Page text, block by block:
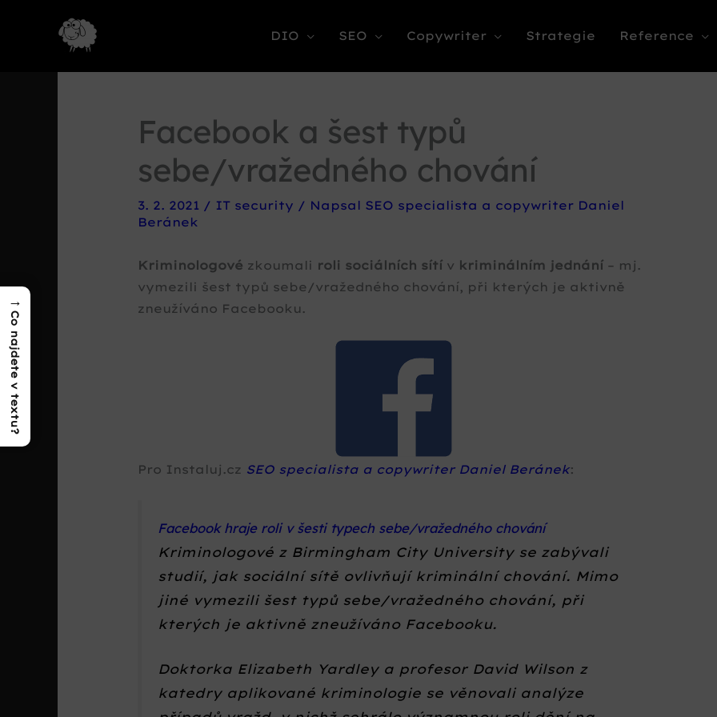
DIO SEO Copywriter Strategie Reference
Facebook a šest typů
sebe/vražedného chování
3. 2. 2021 / IT security / Napsal SEO specialista a copywriter Daniel
Beránek
Kriminologové zkoumali roli sociálních sítí v kriminálním jednání – mj.
vymezili šest typů sebe/vražedného chování, při kterých je aktivně
zneužíváno Facebooku.
Pro Instaluj.cz SEO specialista a copywriter Daniel Beránek:
Facebook hraje roli v šesti typech sebe/vražedného chování
Kriminologové z Birmingham City University se zabývali
studií, jak sociální sítě ovlivňují kriminální chování. Mimo
jiné vymezili šest typů sebe/vražedného chování, při
kterých je aktivně zneužíváno Facebooku.
Doktorka Elizabeth Yardley a profesor David Wilson z
katedry aplikované kriminologie se věnovali analýze
→
Co najdete v textu?